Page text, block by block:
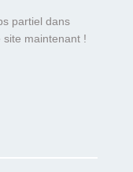
partiel dans
maintenant !